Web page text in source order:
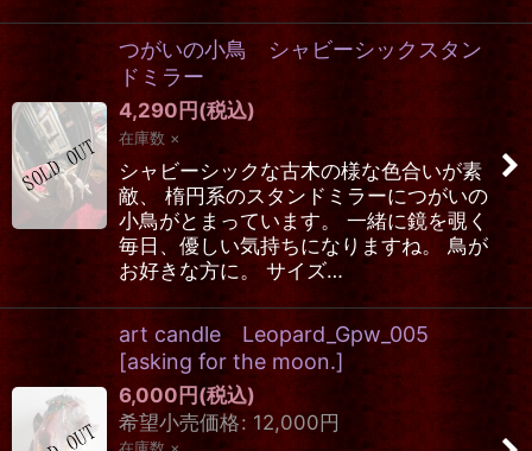
つがいの小鳥 シャビーシックスタン
ドミラー
4,290 円 (税込)
在庫数 ×
シャビーシックな古木の様な色合いが素
敵、 楕円系のスタンドミラーにつがいの
小鳥がとまっています。 一緒に鏡を覗く
毎日、優しい気持ちになりますね。 鳥が
お好きな方に。 サイズ…
art candle Leopard_Gpw_005
[asking for the moon.]
6,000 円 (税込)
希望小売価格: 12,000 円